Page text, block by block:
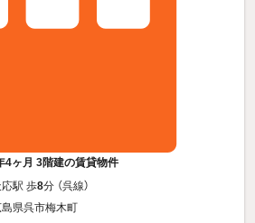
4ヶ月 3階建の賃貸物件
応駅 歩8分 （呉線）
島県呉市梅木町